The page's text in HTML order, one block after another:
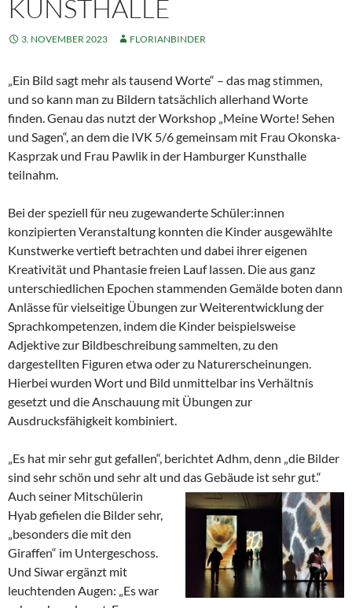
KUNSTHALLE
3. NOVEMBER 2023 FLORIANBINDER
„Ein Bild sagt mehr als tausend Worte“ – das mag stimmen,
und so kann man zu Bildern tatsächlich allerhand Worte
finden. Genau das nutzt der Workshop „Meine Worte! Sehen
und Sagen“, an dem die IVK 5/6 gemeinsam mit Frau Okonska-
Kasprzak und Frau Pawlik in der Hamburger Kunsthalle
teilnahm.
Bei der speziell für neu zugewanderte Schüler:innen
konzipierten Veranstaltung konnten die Kinder ausgewählte
Kunstwerke vertieft betrachten und dabei ihrer eigenen
Kreativität und Phantasie freien Lauf lassen. Die aus ganz
unterschiedlichen Epochen stammenden Gemälde boten dann
Anlässe für vielseitige Übungen zur Weiterentwicklung der
Sprachkompetenzen, indem die Kinder beispielsweise
Adjektive zur Bildbeschreibung sammelten, zu den
dargestellten Figuren etwa oder zu Naturerscheinungen.
Hierbei wurden Wort und Bild unmittelbar ins Verhältnis
gesetzt und die Anschauung mit Übungen zur
Ausdrucksfähigkeit kombiniert.
„Es hat mir sehr gut gefallen“, berichtet Adhm, denn „die Bilder
sind sehr schön und sehr alt und das Gebäude ist sehr gut.“
Auch seiner Mitschülerin
Hyab gefielen die Bilder sehr,
„besonders die mit den
Giraffen“ im Untergeschoss.
Und Siwar ergänzt mit
leuchtenden Augen: „Es war